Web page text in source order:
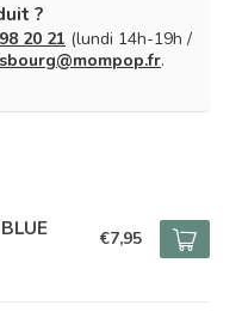
?
20 21 (lundi 14h-19h /
.
€7,95